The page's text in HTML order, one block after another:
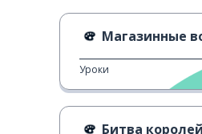
Магазинные воришки |
Уроки
Битва королей |